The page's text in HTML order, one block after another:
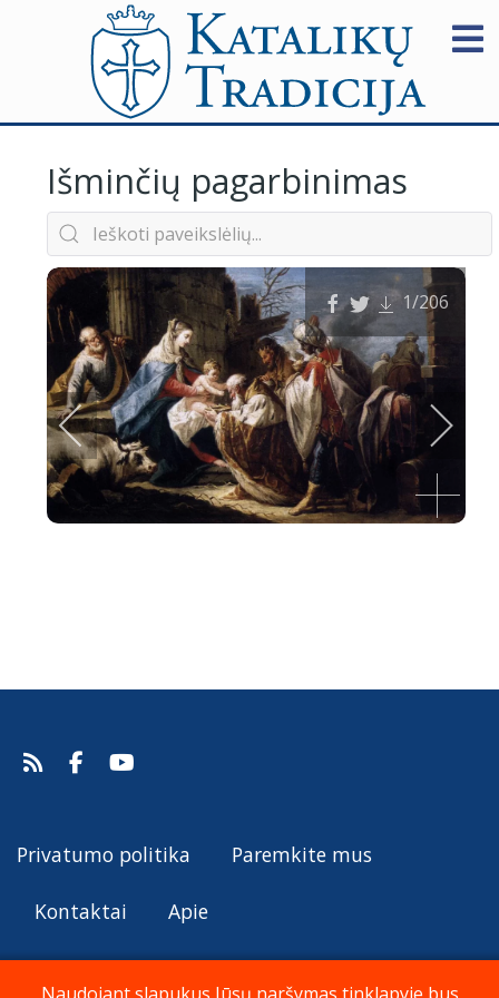
Išminčių pagarbinimas
1/206
Šaltinis:Web Gallery of Art
Privatumo politika Paremkite mus
Kontaktai Apie